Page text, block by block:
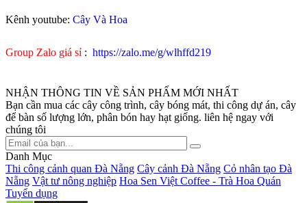
Kênh youtube: Cây Và Hoa
Group Zalo giá sỉ : https://zalo.me/g/wlhffd219
NHẬN THÔNG TIN VỀ SẢN PHẨM MỚI NHẤT
Bạn cần mua các cây công trình, cây bóng mát, thi công dự án, cây
để bàn số lượng lớn, phân bón hay hạt giống. liên hệ ngay với
chúng tôi
Danh Mục
Thi công cảnh quan Đà Nẵng Cây cảnh Đà Nẵng Cỏ nhân tạo Đà
Nẵng Vật tư nông nghiệp Hoa Sen Việt Coffee - Trà Hoa Quán
Tuyển dụng